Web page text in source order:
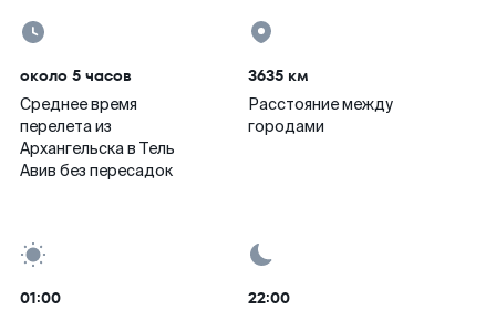
около 5 часов
Среднее время
перелета из
Архангельска в Тель
Авив без пересадок
3635 км
Расстояние между
городами
01:00 22:00